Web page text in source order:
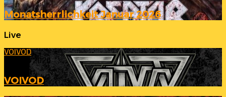
Monatsherrlichkeit Januar 2026
Live
VOIVOD
23. Juli 2026
VOIVOD